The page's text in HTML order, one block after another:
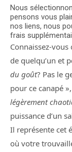
Nous
pensons vous
nos liens, nous
frais
Connaissez-
de quelqu’un et
du goût? Pas le
pour ce canapé
légèrement
puissance d’un
Il représente cet
où votre